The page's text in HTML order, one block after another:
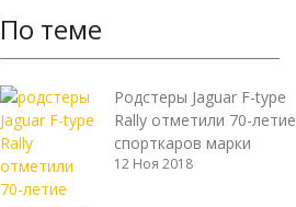
По теме
Родстеры Jaguar F-type
Rally отметили 70-летие
спорткаров марки
12 Ноя 2018